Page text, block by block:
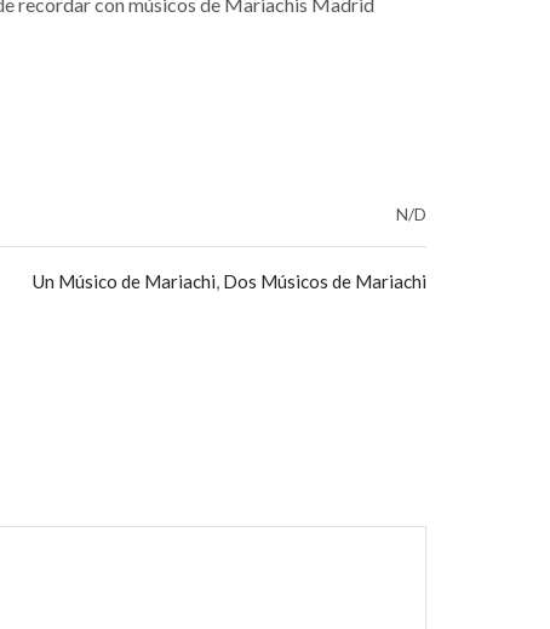
N/D
Un Músico de Mariachi, Dos Músicos de Mariachi